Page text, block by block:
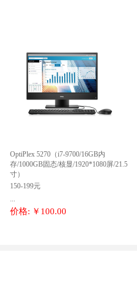
OptiPlex 5270（i7-9700/16GB内
存/1000GB固态/核显/1920*1080屏/21.5
寸）
150-199元
...
价格: ￥100.00